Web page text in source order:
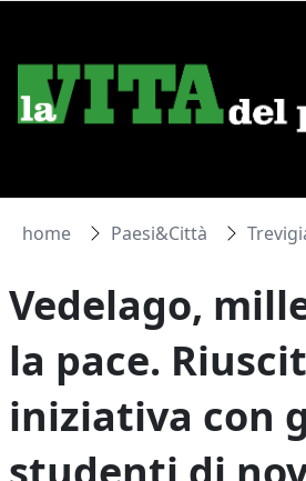
home Paesi&Città
Vedelago,
la pace.
iniziativa con